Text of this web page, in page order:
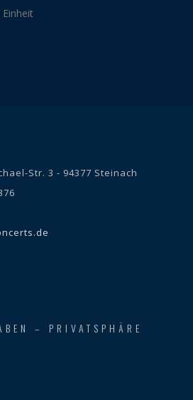
Str. 3 - 94377 Steinach
– PRIVATSPHÄRE